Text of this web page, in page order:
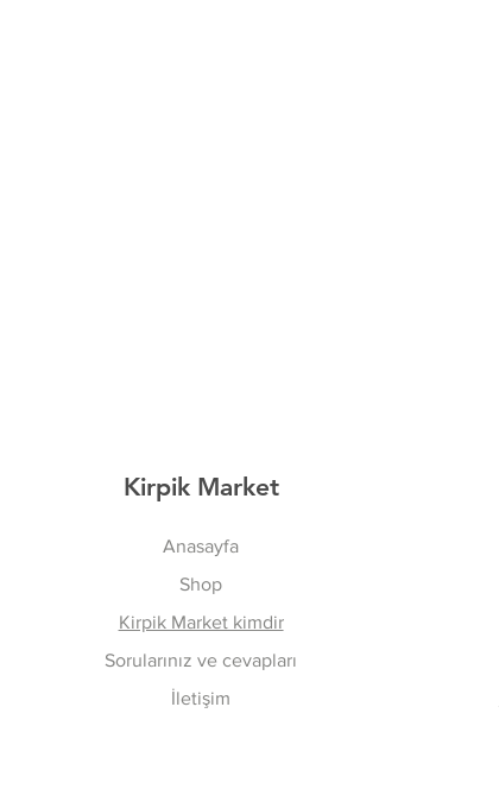
Kirpik Market
Anasayfa
Shop
Kirpik Market kimdir
Sorularınız ve cevapları
İletişim